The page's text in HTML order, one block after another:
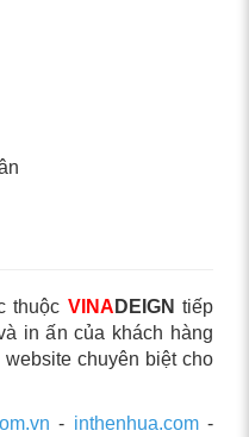
thuộc VINA DEIGN tiếp
in ấn của khách hàng
chuyên biệt cho
- inthenhua.com-